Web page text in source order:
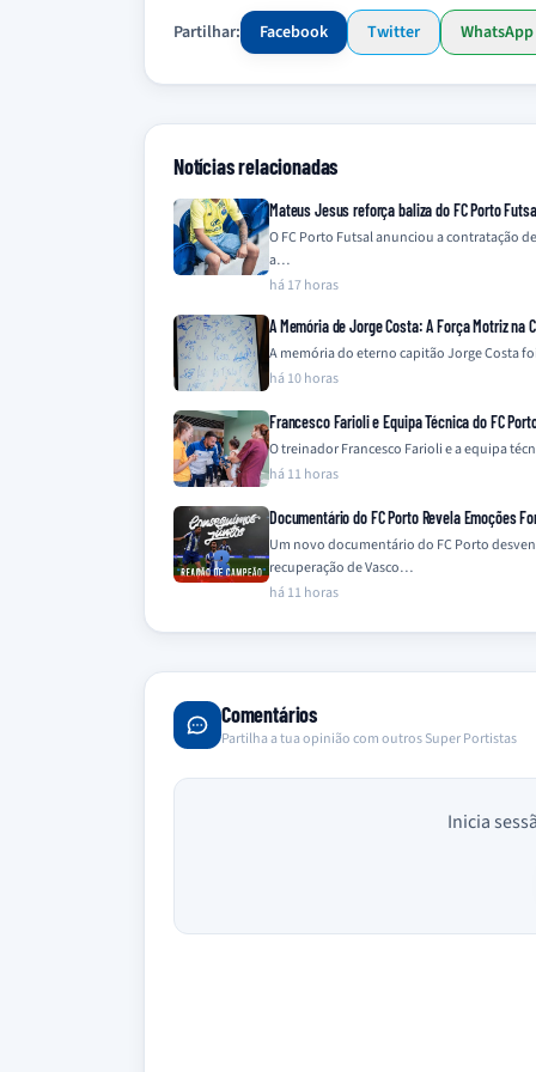
Partilhar: Facebook Twitter WhatsApp
Notícias relacionadas
Mateus Jesus reforça baliza do FC Porto
O FC Porto Futsal anunciou a contratação
a…
há 17 horas
A Memória de Jorge Costa: A Força Motriz na
A memória do eterno capitão Jorge Costa
há 10 horas
Francesco Farioli e Equipa Técnica do FC
O treinador Francesco Farioli e a equipa
há 11 horas
Documentário do FC Porto Revela Emoções
Um novo documentário do FC Porto
recuperação de Vasco…
há 11 horas
Comentários
Partilha a tua opinião com outros Super Portistas
Inicia